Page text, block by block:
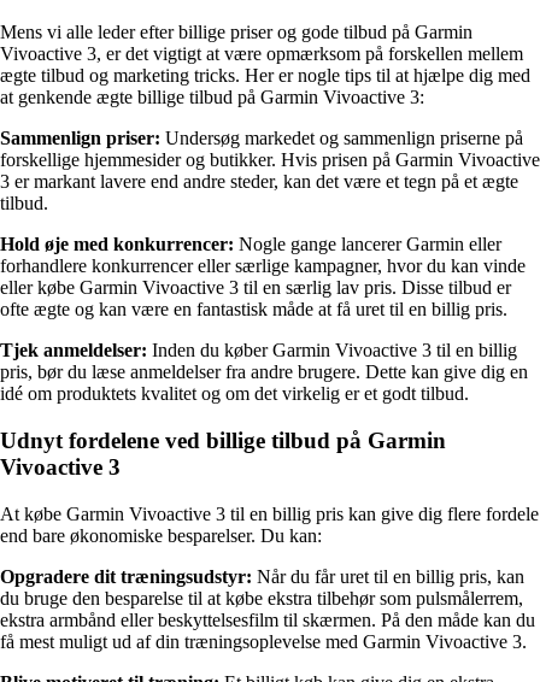
Mens vi alle leder efter billige priser og gode tilbud på Garmin
Vivoactive 3, er det vigtigt at være opmærksom på forskellen mellem
ægte tilbud og marketing tricks. Her er nogle tips til at hjælpe dig med
at genkende ægte billige tilbud på Garmin Vivoactive 3:
Sammenlign priser: Undersøg markedet og sammenlign priserne på
forskellige hjemmesider og butikker. Hvis prisen på Garmin Vivoactive
3 er markant lavere end andre steder, kan det være et tegn på et ægte
tilbud.
Hold øje med konkurrencer: Nogle gange lancerer Garmin eller
forhandlere konkurrencer eller særlige kampagner, hvor du kan vinde
eller købe Garmin Vivoactive 3 til en særlig lav pris. Disse tilbud er
ofte ægte og kan være en fantastisk måde at få uret til en billig pris.
Tjek anmeldelser: Inden du køber Garmin Vivoactive 3 til en billig
pris, bør du læse anmeldelser fra andre brugere. Dette kan give dig en
idé om produktets kvalitet og om det virkelig er et godt tilbud.
Udnyt fordelene ved billige tilbud på Garmin
Vivoactive 3
At købe Garmin Vivoactive 3 til en billig pris kan give dig flere fordele
end bare økonomiske besparelser. Du kan:
Opgradere dit træningsudstyr: Når du får uret til en billig pris, kan
du bruge den besparelse til at købe ekstra tilbehør som pulsmålerrem,
ekstra armbånd eller beskyttelsesfilm til skærmen. På den måde kan du
få mest muligt ud af din træningsoplevelse med Garmin Vivoactive 3.